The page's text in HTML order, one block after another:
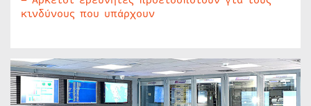
κινδύνους που υπάρχουν